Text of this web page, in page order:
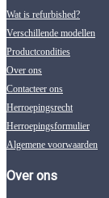
Wat is refurbished?
Verschillende modellen
Productcondities
Over ons
Contacteer ons
Herroepingsrecht
Herroepingsformulier
Algemene voorwaarden
Over ons